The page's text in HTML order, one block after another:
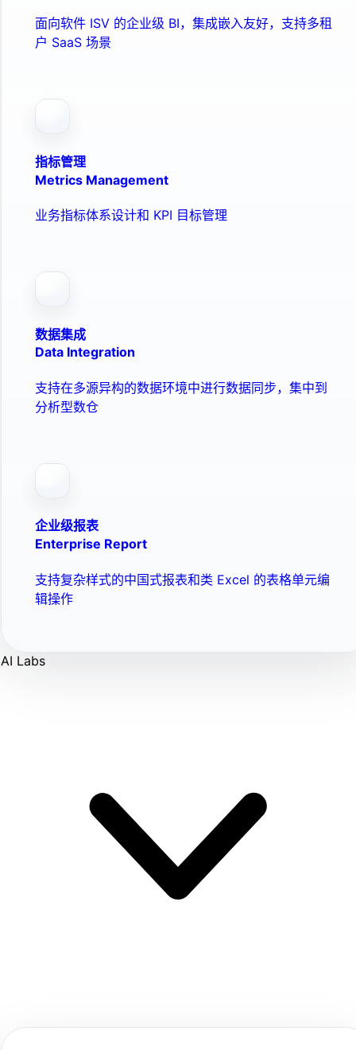
面向软件 ISV 的企业级 BI，集成嵌入友好，支持多租
户 SaaS 场景
指标管理
Metrics Management
业务指标体系设计和 KPI 目标管理
数据集成
Data Integration
支持在多源异构的数据环境中进行数据同步，集中到
分析型数仓
企业级报表
Enterprise Report
支持复杂样式的中国式报表和类 Excel 的表格单元编
辑操作
AI Labs